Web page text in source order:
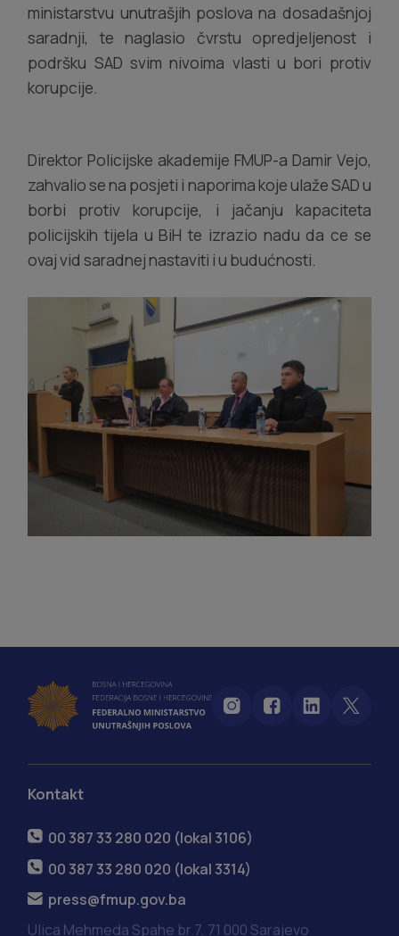
ministarstvu unutrašjih poslova na dosadašnjoj
saradnji, te naglasio čvrstu opredjeljenost i
podršku SAD svim nivoima vlasti u bori protiv
korupcije.
Direktor Policijske akademije FMUP-a Damir Vejo,
zahvalio se na posjeti i naporima koje ulaže SAD u
borbi protiv korupcije, i jačanju kapaciteta
policijskih tijela u BiH te izrazio nadu da ce se
ovaj vid saradnej nastaviti i u budućnosti.
Kontakt
00 387 33 280 020 (lokal 3106)
00 387 33 280 020 (lokal 3314)
press@fmup.gov.ba
Ulica Mehmeda Spahe br.7, 71 000 Sarajevo